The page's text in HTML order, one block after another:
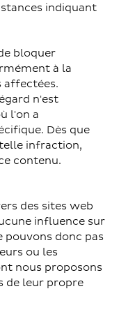
indiquant
bloquer
à la
affectées.
n'est
l'on a
Dès que
infraction,
contenu.
des sites web
influence sur
pouvons donc pas
ou les
nous proposons
de leur propre